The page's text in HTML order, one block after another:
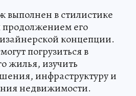
в стилистике
продолжением его
концепции.
погрузиться в
жилья, изучить
инфраструктуру и
недвижимости.